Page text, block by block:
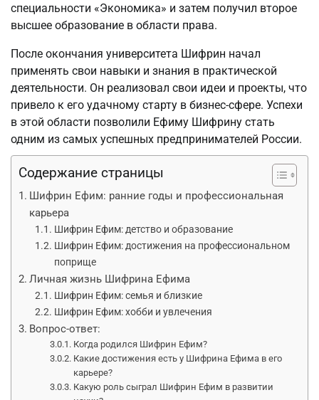
специальности «Экономика» и затем получил второе
высшее образование в области права.
После окончания университета Шифрин начал
применять свои навыки и знания в практической
деятельности. Он реализовал свои идеи и проекты, что
привело к его удачному старту в бизнес-сфере. Успехи
в этой области позволили Ефиму Шифрину стать
одним из самых успешных предпринимателей России.
Содержание страницы
Шифрин Ефим: ранние годы и профессиональная
карьера
Шифрин Ефим: детство и образование
Шифрин Ефим: достижения на профессиональном
поприще
Личная жизнь Шифрина Ефима
Шифрин Ефим: семья и близкие
Шифрин Ефим: хобби и увлечения
Вопрос-ответ:
Когда родился Шифрин Ефим?
Какие достижения есть у Шифрина Ефима в его
карьере?
Какую роль сыграл Шифрин Ефим в развитии